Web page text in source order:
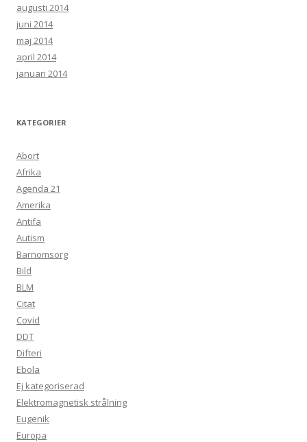
augusti 2014
juni 2014
maj 2014
april 2014
januari 2014
KATEGORIER
Abort
Afrika
Agenda 21
Amerika
Antifa
Autism
Barnomsorg
Bild
BLM
Citat
Covid
DDT
Difteri
Ebola
Ej kategoriserad
Elektromagnetisk strålning
Eugenik
Europa